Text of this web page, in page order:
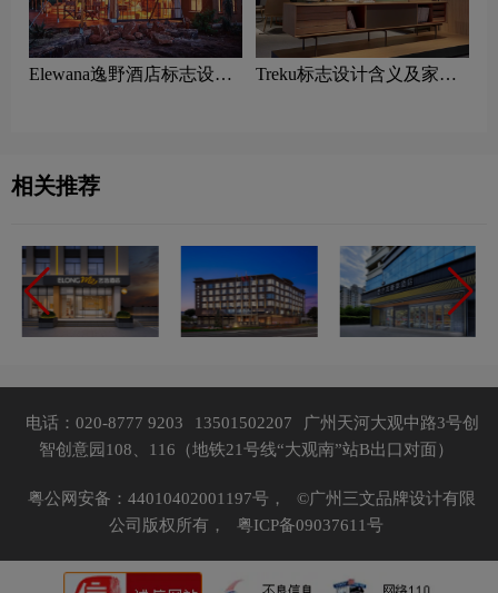
Elewana逸野酒店标志设计
Treku标志设计含义及家具
相关推荐
电话：020-8777 9203 13501502207
广州天河大观中路3号创
智创意园108、116（地铁21号线“大观南”站B出口对面）
粤公网安备：44010402001197号，
©广州三文品牌设计有限
公司版权所有，
粤ICP备09037611号